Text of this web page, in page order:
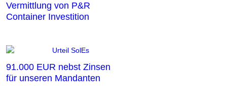
Vermittlung von P&R
Container Investition
91.000 EUR nebst Zinsen
für unseren Mandanten